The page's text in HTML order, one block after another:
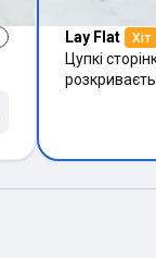
Lay Flat Хіт
Цупкі